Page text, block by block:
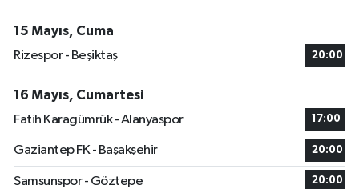
15 Mayıs, Cuma
Rizespor - Beşiktaş
20:00
16 Mayıs, Cumartesi
Fatih Karagümrük - Alanyaspor
17:00
Gaziantep FK - Başakşehir 20:00
Samsunspor - Göztepe 20:00